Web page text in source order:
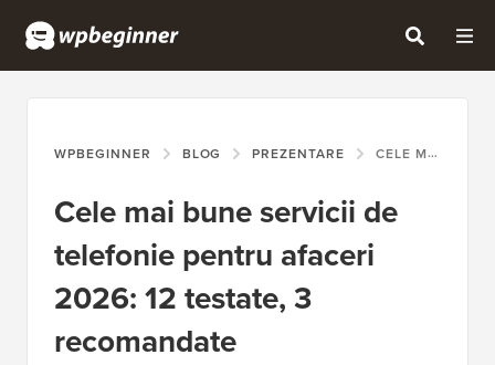
WPBEGINNER BLOG PREZENTARE CELE MAI BUNE SERVICII DE TELEFONIE PENTRU AFACERI 2026: 12 TESTATE, 3 RECOMANDATE
Cele mai bune servicii de
telefonie pentru afaceri
2026: 12 testate, 3
recomandate